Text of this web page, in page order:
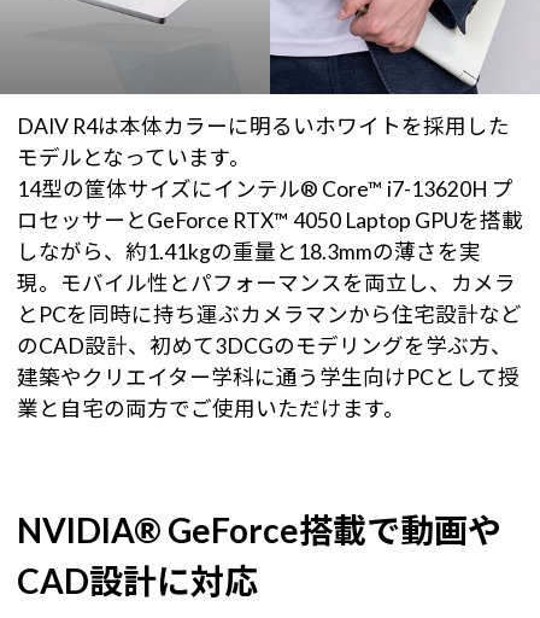
DAIV R4は本体カラーに明るいホワイトを採用した
モデルとなっています。
14型の筐体サイズにインテル® Core™ i7-13620H プ
ロセッサーとGeForce RTX™ 4050 Laptop GPUを搭載
しながら、約1.41kgの重量と18.3mmの薄さを実
現。モバイル性とパフォーマンスを両立し、カメラ
とPCを同時に持ち運ぶカメラマンから住宅設計など
のCAD設計、初めて3DCGのモデリングを学ぶ方、
建築やクリエイター学科に通う学生向けPCとして授
業と自宅の両方でご使用いただけます。
NVIDIA® GeForce搭載で動画や
CAD設計に対応